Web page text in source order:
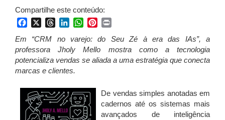
Compartilhe este conteúdo:
FacebookThreadsLinkedInWhatsApp
Pinterest
Em “CRM no varejo: do Seu Zé à era das IAs”, a
professora Jholy Mello mostra como a tecnologia
potencializa vendas se aliada a uma estratégia que conecta
marcas e clientes.
De vendas simples anotadas em
cadernos até os sistemas mais
avançados de inteligência